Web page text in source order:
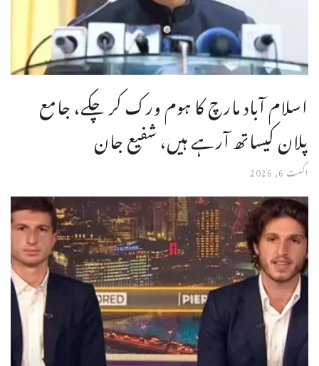
اسلام آباد مارچ کا ہوم ورک کر چکے، جامع
پلان کیساتھ آرہے ہیں، شفیع جان
اگست 6, 2026